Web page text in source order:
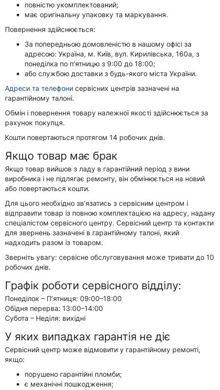
повністю укомплектований;
має оригінальну упаковку та маркування.
Повернення здійснюється:
За попередньою домовленістю в нашому офісі за
адресою: Україна, м. Київ, вул. Кирилівська, 160а, з
понеділка по п’ятницю з 9:00 до 18:00;
або службою доставки з будь-якого міста України.
Адреси та телефони сервісних центрів зазначені на
гарантійному талоні.
Обмін і повернення товару належної якості здійснюється за
рахунок покупця.
Кошти повертаються протягом 14 робочих днів.
Якщо товар має брак
Якщо товар вийшов з ладу в гарантійний період з вини
виробника і не підлягає ремонту, він обмінюється на новий
або повертаються кошти.
Для цього необхідно зв’язатись з сервісним центром і
відправити товар із повною комплектацією на адресу, надану
спеціалістом сервісного центру. Сервісний центр та контакти
для звернень зазначені в гарантійному талоні, який
надходить разом із товаром.
Зверніть увагу: сервісне обслуговування може тривати до 10
робочих днів.
Графік роботи сервісного відділу:
Понеділок – П’ятниця: 09:00–18:00
Обідня перерва: 13:00–14:00
Субота – Неділя: вихідні
У яких випадках гарантія не діє
Сервісний центр може відмовити у гарантійному ремонті,
якщо:
порушено гарантійні пломби;
є механічні пошкодження;